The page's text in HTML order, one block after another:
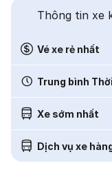
Thông tin xe
Vé xe rẻ nhất
Trung bình
Xe sớm nhất
Dịch vụ xe